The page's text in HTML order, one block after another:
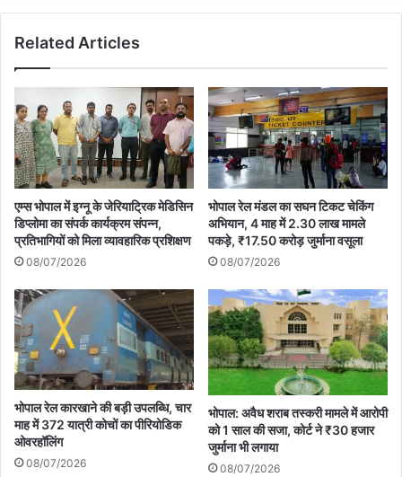
Related Articles
एम्स भोपाल में इग्नू के जेरियाट्रिक मेडिसिन
डिप्लोमा का संपर्क कार्यक्रम संपन्न,
प्रतिभागियों को मिला व्यावहारिक प्रशिक्षण
08/07/2026
भोपाल रेल मंडल का सघन टिकट चेकिंग
अभियान, 4 माह में 2.30 लाख मामले
पकड़े, ₹17.50 करोड़ जुर्माना वसूला
08/07/2026
भोपाल रेल कारखाने की बड़ी उपलब्धि, चार
माह में 372 यात्री कोचों का पीरियोडिक
ओवरहॉलिंग
08/07/2026
भोपाल: अवैध शराब तस्करी मामले में आरोपी
को 1 साल की सजा, कोर्ट ने ₹30 हजार
जुर्माना भी लगाया
08/07/2026